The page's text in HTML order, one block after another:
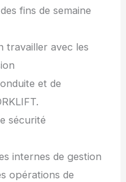
fins de semaine
travailler avec les
et de
sécurité
internes de gestion
opérations de